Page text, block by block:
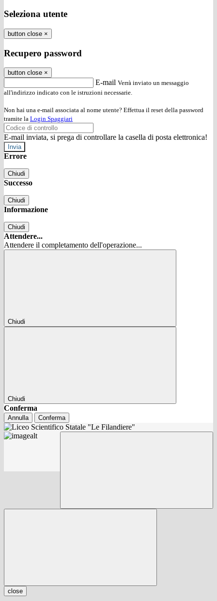
Seleziona utente
button close ×
Recupero password
button close ×
E-mail Verrà inviato un messaggio
all'indirizzo indicato con le istruzioni necessarie.
Non hai una e-mail associata al nome utente? Effettua il reset della password
tramite la Login Spaggiari
E-mail inviata, si prega di controllare la casella di posta elettronica!
Errore
Chiudi
Successo
Chiudi
Informazione
Chiudi
Attendere...
Attendere il completamento dell'operazione...
Chiudi
Chiudi
Conferma
Annulla Conferma
close